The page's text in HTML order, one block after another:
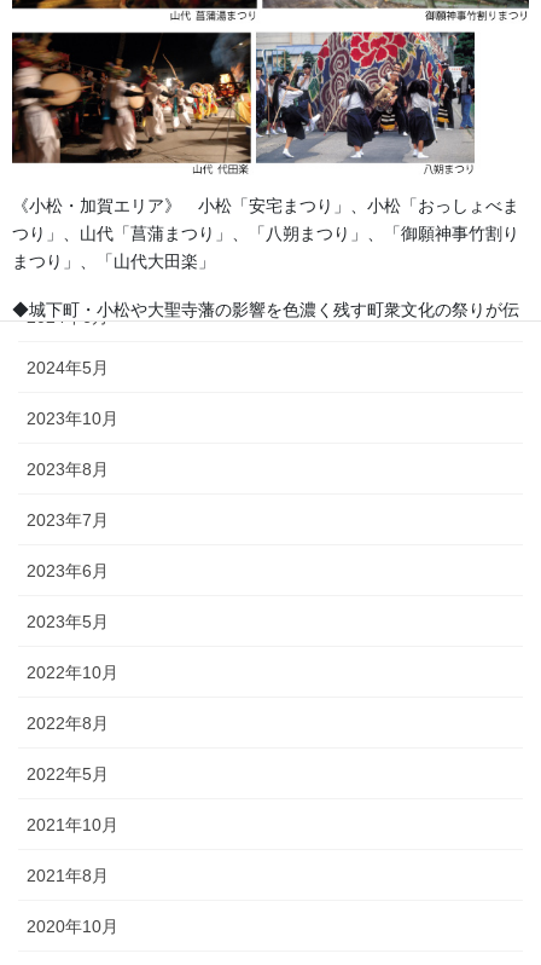
2026年2月
2025年7月
2025年6月
2025年5月
2024年11月
2024年9月
2024年6月
2024年5月
2023年10月
2023年8月
2023年7月
2023年6月
2023年5月
2022年10月
2022年8月
2022年5月
2021年10月
2021年8月
2020年10月
《小松・加賀エリア》 小松「安宅まつり」、小松「おっしょべま
つり」、山代「菖蒲まつり」、「八朔まつり」、「御願神事竹割り
まつり」、「山代大田楽」
◆城下町・小松や大聖寺藩の影響を色濃く残す町衆文化の祭りが伝
の威勢のいい温泉地での伝統ある祭事が多く行われます。
森佐では、石川県はもとより、それぞれの地域のお祭りにあわせた半天・法被やお祭
り用品を数多く取り扱っております。お祭りの事はお気軽にご相談下さい。
イテム】
オリジナル半纏・法被